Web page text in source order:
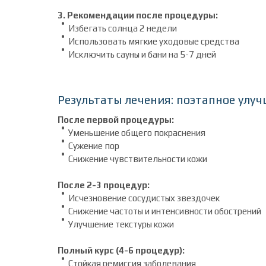
3. Рекомендации после процедуры:
Избегать солнца 2 недели
Использовать мягкие уходовые средства
Исключить сауны и бани на 5-7 дней
Результаты лечения: поэтапное
После первой процедуры:
Уменьшение общего покраснения
Сужение пор
Снижение чувствительности кожи
После 2-3 процедур:
Исчезновение сосудистых звездочек
Снижение частоты и интенсивности обострений
Улучшение текстуры кожи
Полный курс (4-6 процедур):
Стойкая ремиссия заболевания